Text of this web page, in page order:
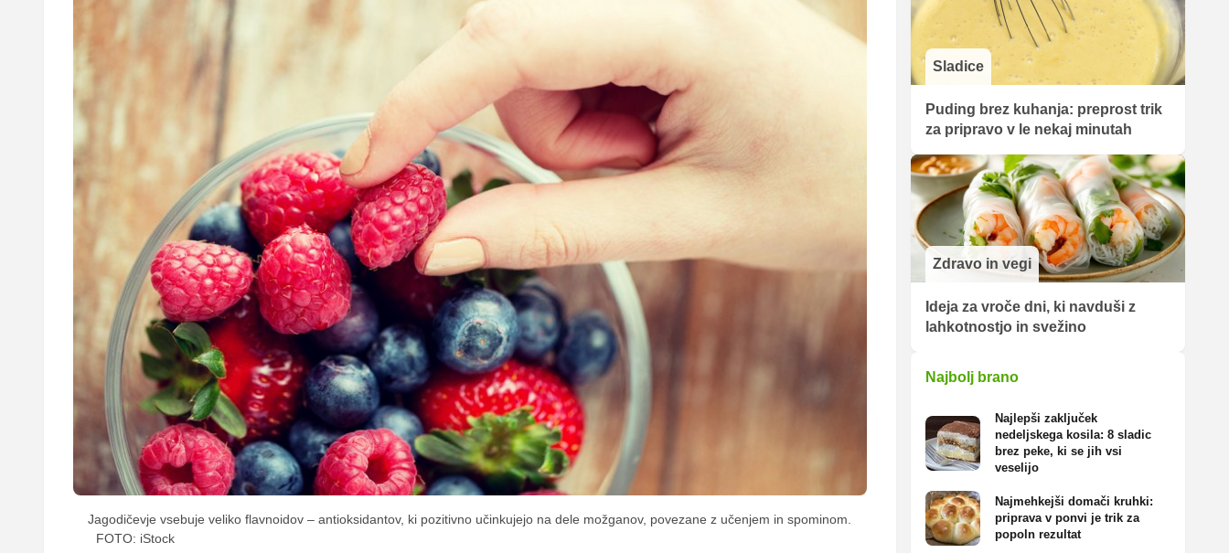
Jagodičevje vsebuje veliko flavnoidov – antioksidantov, ki pozitivno učinkujejo na dele možganov, povezane z učenjem in spominom.
FOTO: iStock
Sladice
Puding brez kuhanja: preprost trik
za pripravo v le nekaj minutah
Zdravo in vegi
Ideja za vroče dni, ki navduši z
lahkotnostjo in svežino
Najbolj brano
Najlepši zaključek
nedeljskega kosila: 8 sladic
brez peke, ki se jih vsi
veselijo
Najmehkejši domači kruhki:
priprava v ponvi je trik za
popoln rezultat